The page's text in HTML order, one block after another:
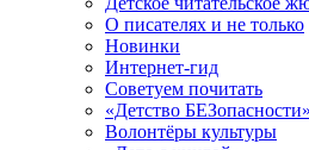
О писателях и не только
Новинки
Интернет-гид
Советуем почитать
«Детство БЕЗопасности»
Волонтёры культуры